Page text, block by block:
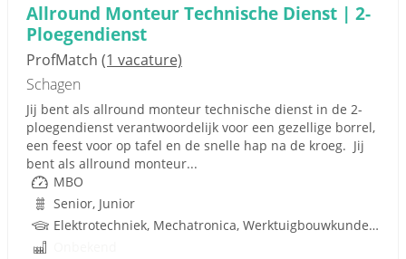
Allround Monteur Technische Dienst | 2-
Ploegendienst
ProfMatch (1 vacature)
Schagen
Jij bent als allround monteur technische dienst in de 2-
ploegendienst verantwoordelijk voor een gezellige borrel,
een feest voor op tafel en de snelle hap na de kroeg. Jij
bent als allround monteur...
MBO
Senior, Junior
Elektrotechniek, Mechatronica, Werktuigbouwkunde, Pneumatiek, Techniek